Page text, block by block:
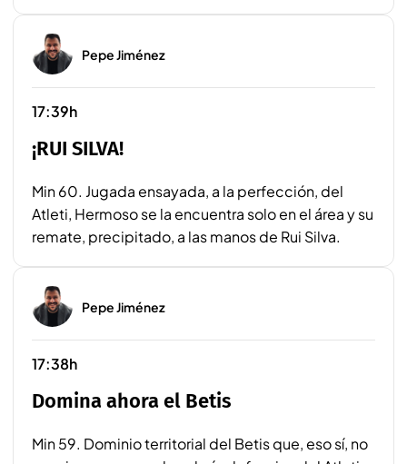
Pepe Jiménez
17:39h
¡RUI SILVA!
Min 60. Jugada ensayada, a la perfección, del
Atleti, Hermoso se la encuentra solo en el área y su
remate, precipitado, a las manos de Rui Silva.
Pepe Jiménez
17:38h
Domina ahora el Betis
Min 59. Dominio territorial del Betis que, eso sí, no